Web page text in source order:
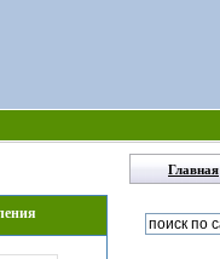
Главная